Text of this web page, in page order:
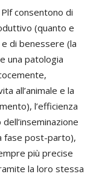
consentono di
(quanto e
di benessere (la
una patologia
all’animale e la
l’efficienza
fase post-parto),
più precise
la loro stessa